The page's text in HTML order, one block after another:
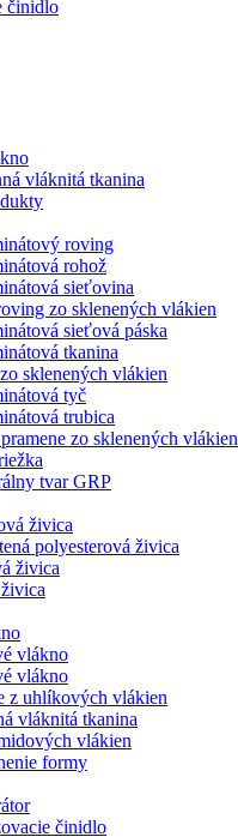
činidlo
vláknitá tkanina
roving
rohož
sieťovina
zo sklenených vlákien
sieťová páska
tkanina
sklenených vlákien
tyč
trubica
zo sklenených vlákien
tvar GRP
živica
polyesterová živica
živica
vlákno
vlákno
z uhlíkových vlákien
vláknitá tkanina
vlákien
formy
činidlo